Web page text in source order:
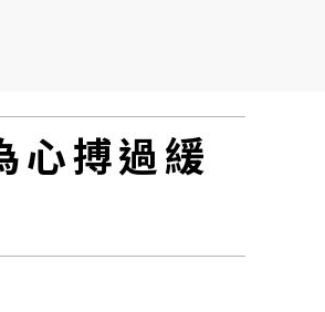
心搏過緩